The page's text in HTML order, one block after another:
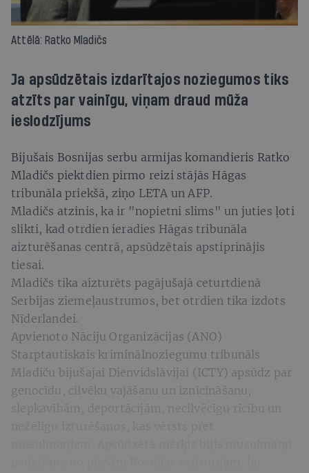
Attēlā: Ratko Mladičs
Ja apsūdzētais izdarītajos noziegumos tiks
atzīts par vainīgu, viņam draud mūža
ieslodzījums
Bijušais Bosnijas serbu armijas komandieris Ratko
Mladičs piektdien pirmo reizi stājās Hāgas
tribunāla priekšā, ziņo LETA un AFP.
Mladičs atzinis, ka ir "nopietni slims" un juties ļoti
slikti, kad otrdien ieradies Hāgas tribunāla
aizturēšanas centrā, apsūdzētais apstiprinājis
tiesai.
Mladičs tika aizturēts pagājušajā ceturtdienā
Serbijas ziemeļaustrumos, bet otrdien tika izdots
Nīderlandei.
Apvienoto Nāciju Organizācijas (ANO)
Starptautiskais kriminālnoziegumu tribunāls
Mladiču bijušajai Dienvidslāvijai (ICTY) apsūdz par
genocīdu, cilvēku vajāšanu un iznīcināšanu,
slepkavībām, deportācijām, necilvēcīgu rīcību un